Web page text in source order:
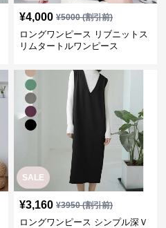
¥4,000 ¥5000(割引前)
ロングワンピース リブニットス
リムタートルワンピース
SALE
¥3,160 ¥3950(割引前)
ロングワンピース シンプル深Ｖ